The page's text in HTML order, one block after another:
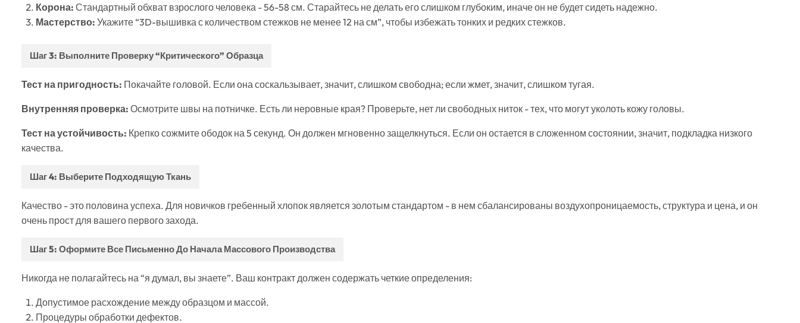
Корона: Стандартный обхват взрослого человека - 56-58 см. Старайтесь не делать его слишком глубоким, иначе он не будет сидеть надежно.
Мастерство: Укажите “3D-вышивка с количеством стежков не менее 12 на см”, чтобы избежать тонких и редких стежков.
Шаг 3: Выполните Проверку “критического” Образца
Тест на пригодность: Покачайте головой. Если она соскальзывает, значит, слишком свободна; если жмет, значит, слишком тугая.
Внутренняя проверка: Осмотрите швы на потничке. Есть ли неровные края? Проверьте, нет ли свободных ниток - тех, что могут уколоть кожу головы.
Тест на устойчивость: Крепко сожмите ободок на 5 секунд. Он должен мгновенно защелкнуться. Если он остается в сложенном состоянии, значит, подкладка низкого
качества.
Шаг 4: Выберите Подходящую Ткань
Качество - это половина успеха. Для новичков гребенный хлопок является золотым стандартом - в нем сбалансированы воздухопроницаемость, структура и цена, и он
очень прост для вашего первого захода.
Шаг 5: Оформите Все Письменно До Начала Массового Производства
Никогда не полагайтесь на “я думал, вы знаете”. Ваш контракт должен содержать четкие определения:
Допустимое расхождение между образцом и массой.
Процедуры обработки дефектов.